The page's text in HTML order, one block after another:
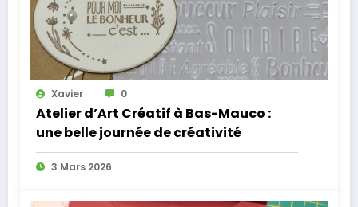
Xavier 0
Atelier d’Art Créatif à Bas-Mauco :
une belle journée de créativité
3 Mars 2026